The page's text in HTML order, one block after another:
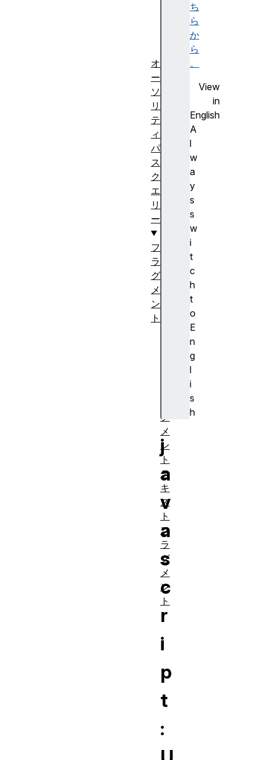
ち
ら
か
ら
。
View
in
English
A
l
w
a
y
s
s
w
i
t
c
h
t
o
E
n
g
l
i
s
h
j
a
v
a
s
c
r
i
p
t
:
オ
ー
ソ
リ
テ
ィ
パ
ス
ク
エ
リ
ー
フ
ラ
グ
メ
ン
ト
グ
メ
ン
ト
テ
キ
ス
ト
フ
ラ
グ
メ
ン
ト